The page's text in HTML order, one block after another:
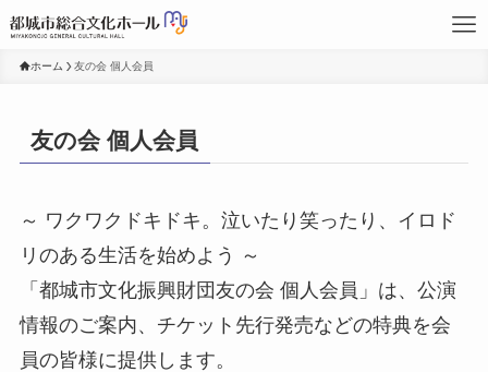
ホーム 友の会 個人会員
友の会 個人会員
～ ワクワクドキドキ。泣いたり笑ったり、イロド
リのある生活を始めよう ～
「都城市文化振興財団友の会 個人会員」は、公演
情報のご案内、チケット先行発売などの特典を会
員の皆様に提供します。